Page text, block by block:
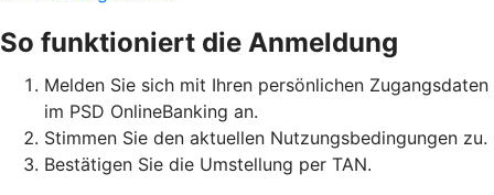
So funktioniert die Anmeldung
Melden Sie sich mit Ihren persönlichen Zugangsdaten
im PSD OnlineBanking an.
Stimmen Sie den aktuellen Nutzungsbedingungen zu.
Bestätigen Sie die Umstellung per TAN.